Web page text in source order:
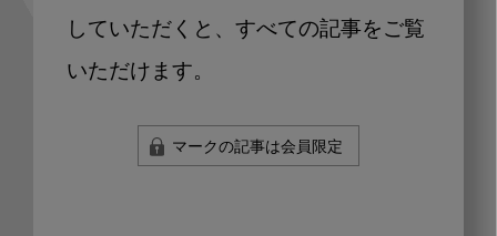
していただくと、すべての記事をご覧
いただけます。
マークの記事は会員限定